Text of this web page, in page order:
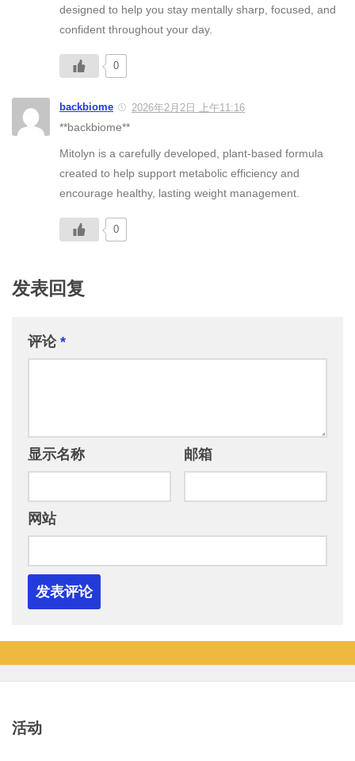
designed to help you stay mentally sharp, focused, and
confident throughout your day.
0
backbiome 2026年2月2日 上午11:16
**backbiome**
Mitolyn is a carefully developed, plant-based formula
created to help support metabolic efficiency and
encourage healthy, lasting weight management.
0
发表回复
评论 *
显示名称 邮箱
网站
活动